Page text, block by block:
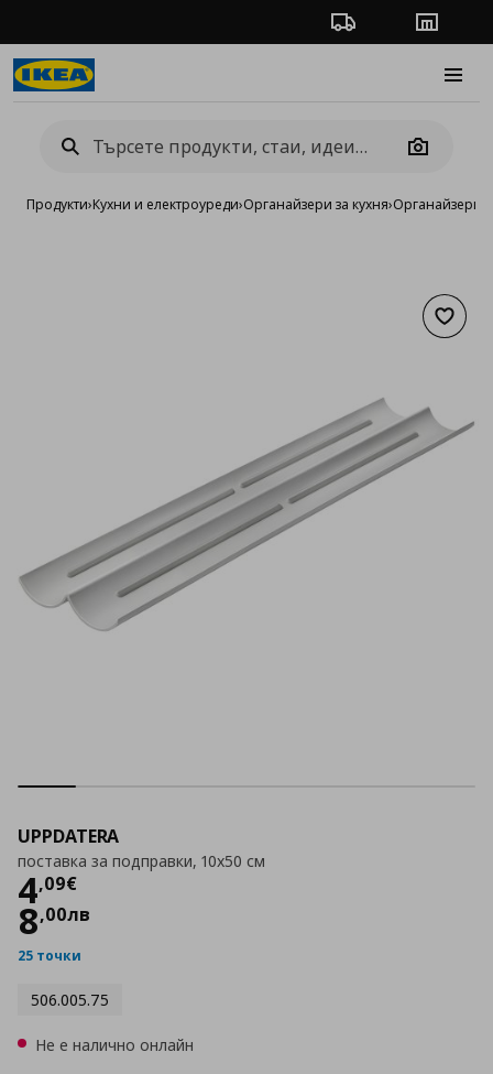
Проследяване на
Camera
Продукти›Кухни и електроуреди›Органайзери за кухня›Органайзери
UPPDATERA
поставка за подправки, 10x50 см
4,09€
Цена
8,00лв
25 точки
506.005.75
Не е налично онлайн